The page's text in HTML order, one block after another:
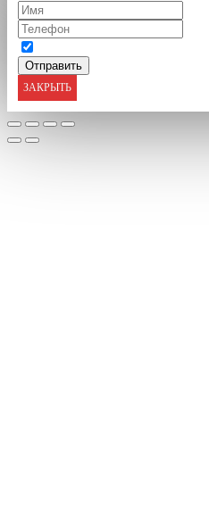
ЗАКРЫТЬ